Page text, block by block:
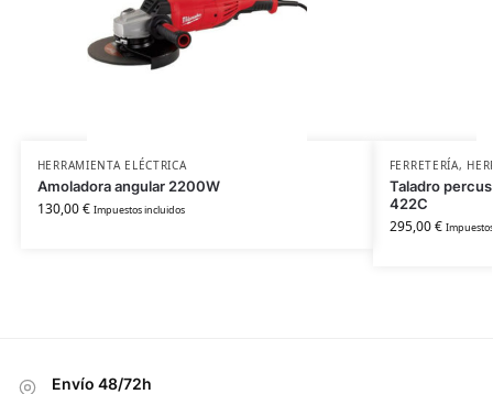
HERRAMIENTA ELÉCTRICA
Amoladora angular 2200W
130,00€ Impuestos incluidos
FERRETERÍA,
Taladro
422C
295,00€
Envío 48/72h